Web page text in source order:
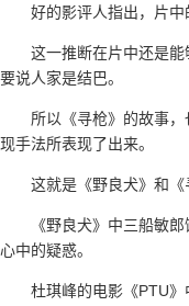
好的影评人指出，片
这一推断在片中还是
要说人家是结巴。
所以《寻枪》的故事
现手法所表现了出来。
这就是《野良犬》和《
《野良犬》中三船敏
心中的疑惑。
杜琪峰的电影《PTU